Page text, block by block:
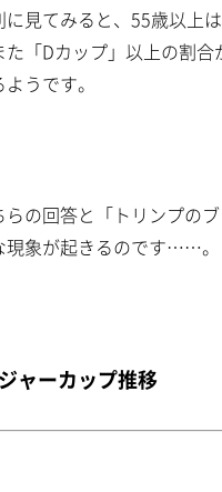
に見てみると、55歳以上
た「Dカップ」以上の割
うです。
らの回答と「トリンプの
現象が起きるのです……。
ャーカップ推移